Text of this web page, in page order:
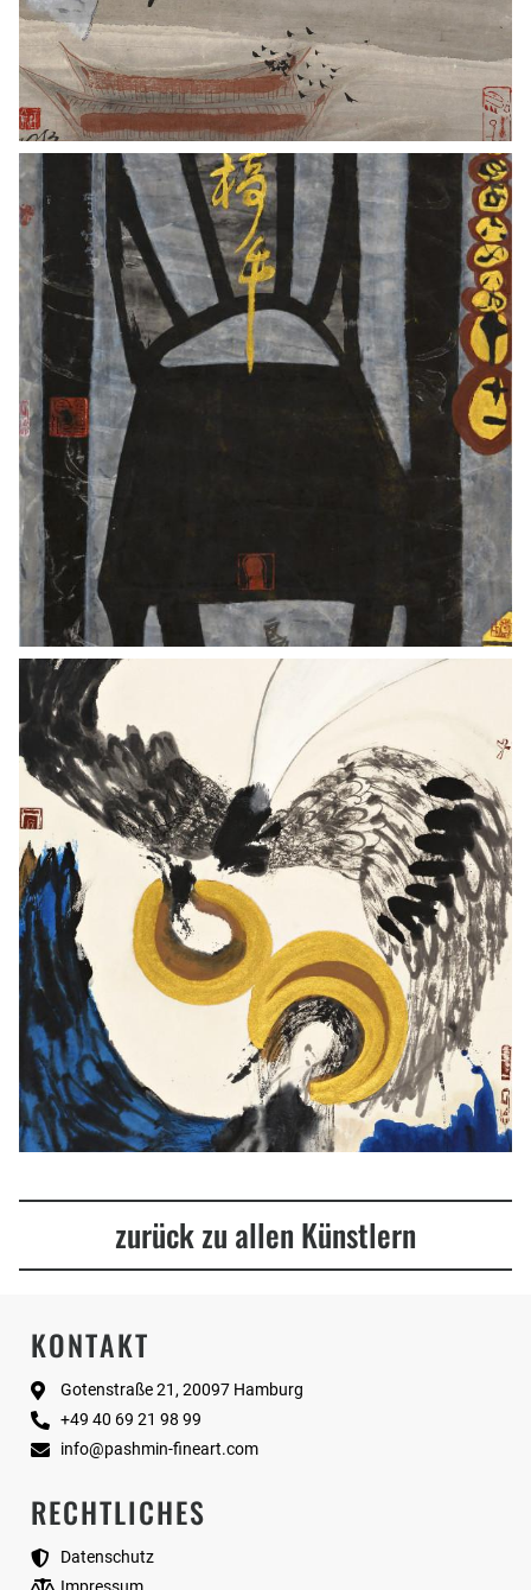
zurück zu allen Künstlern
KONTAKT
Gotenstraße 21, 20097 Hamburg
+49 40 69 21 98 99
info@pashmin-fineart.com
RECHTLICHES
Datenschutz